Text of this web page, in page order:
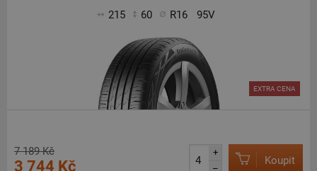
215 60 R16 95V
EXTRA CENA
7 189 Kč
3 744 Kč
+
–
Koupit